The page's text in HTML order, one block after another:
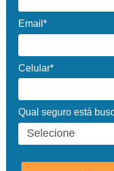
Email*
Celular*
Qual seguro está